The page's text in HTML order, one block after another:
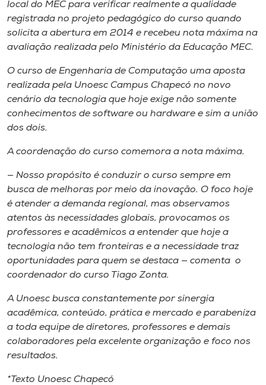
Store
Selecione
o idioma
A-
local do MEC para verificar realmente a qualidade
registrada no projeto pedagógico do curso quando
solicita a abertura em 2014 e recebeu nota máxima na
avaliação realizada pelo Ministério da Educação MEC.
O curso de Engenharia de Computação uma aposta
realizada pela Unoesc Campus Chapecó no novo
cenário da tecnologia que hoje exige não somente
conhecimentos de software ou hardware e sim a união
dos dois.
A coordenação do curso comemora a nota máxima.
— Nosso propósito é conduzir o curso sempre em
busca de melhoras por meio da inovação. O foco hoje
é atender a demanda regional, mas observamos
atentos às necessidades globais, provocamos os
professores e acadêmicos a entender que hoje a
tecnologia não tem fronteiras e a necessidade traz
oportunidades para quem se destaca — comenta o
coordenador do curso Tiago Zonta.
A Unoesc busca constantemente por sinergia
acadêmica, conteúdo, prática e mercado e parabeniza
a toda equipe de diretores, professores e demais
colaboradores pela excelente organização e foco nos
resultados.
*Texto Unoesc Chapecó